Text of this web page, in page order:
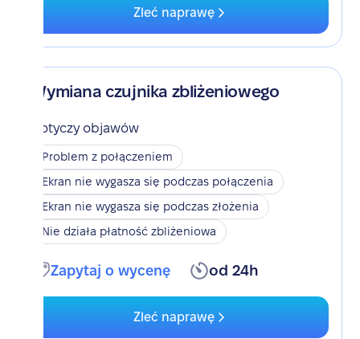
Zleć naprawę
Wymiana czujnika zbliżeniowego
Dotyczy objawów
Problem z połączeniem
Ekran nie wygasza się podczas połączenia
Ekran nie wygasza się podczas złożenia
Nie działa płatność zbliżeniowa
Zapytaj o wycenę od 24h
Zleć naprawę